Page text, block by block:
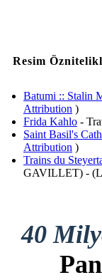
Resim
Batumi :: Stalin
Attribution )
Frida Kahlo -
Saint Basil's
Attribution )
Trains du
GAVILLET) -
40